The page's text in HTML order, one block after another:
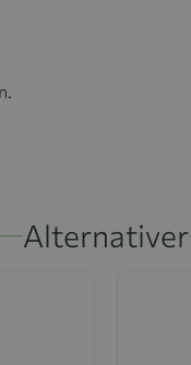
Alternativer